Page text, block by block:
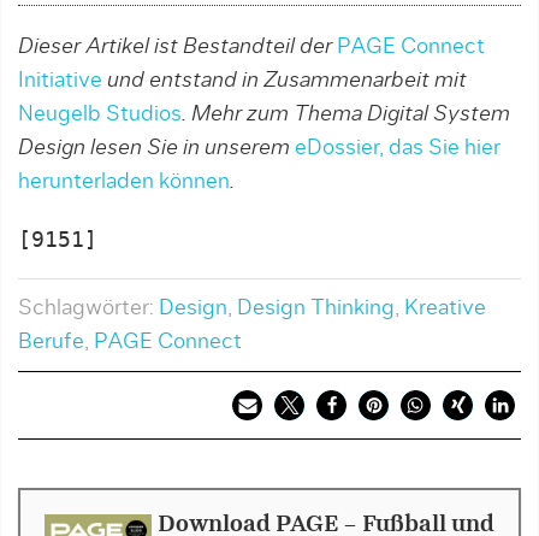
Dieser Artikel ist Bestandteil der PAGE Connect
Initiative und entstand in Zusammenarbeit mit
Neugelb Studios. Mehr zum Thema Digital System
Design lesen Sie in unserem eDossier, das Sie hier
herunterladen können.
[9151]
Schlagwörter: Design, Design Thinking, Kreative
Berufe, PAGE Connect
Download PAGE - Fußball und